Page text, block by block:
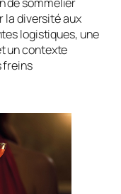
la diversité aux
logistiques, une
un contexte
freins